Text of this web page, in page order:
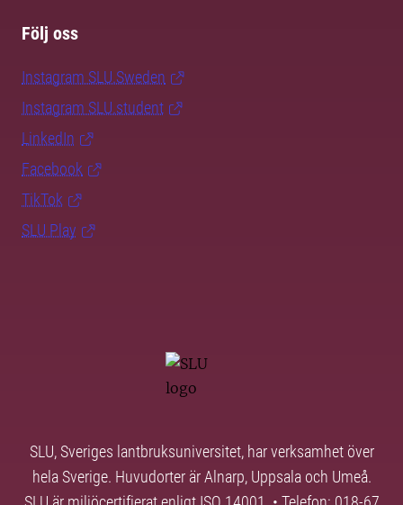
Följ oss
Instagram SLU.Sweden
Instagram SLU.student
LinkedIn
Facebook
TikTok
SLU Play
SLU, Sveriges lantbruksuniversitet, har verksamhet över
hela Sverige. Huvudorter är Alnarp, Uppsala och Umeå.